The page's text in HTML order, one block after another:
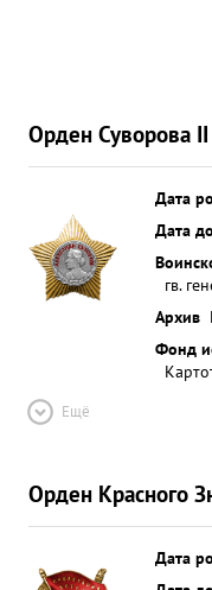
Орден Суворова II
Дата
Дата
гв.
Архив
Фонд
Ещё
Орден Красного
Дата